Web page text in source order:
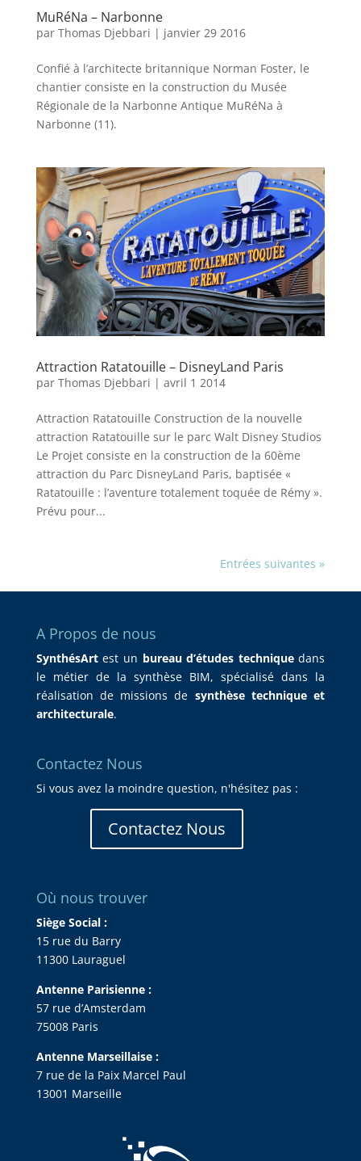
MuRéNa – Narbonne
par Thomas Djebbari | janvier 29 2016
Confié à l’architecte britannique Norman Foster, le
chantier consiste en la construction du Musée
Régionale de la Narbonne Antique MuRéNa à
Narbonne (11).
Attraction Ratatouille – DisneyLand Paris
par Thomas Djebbari | avril 1 2014
Attraction Ratatouille Construction de la nouvelle
attraction Ratatouille sur le parc Walt Disney Studios
Le Projet consiste en la construction de la 60ème
attraction du Parc DisneyLand Paris, baptisée «
Ratatouille : l’aventure totalement toquée de Rémy ».
Prévu pour...
Entrées suivantes »
A Propos de nous
SynthésArtest un bureau d’études techniquedans
le métier de la synthèse BIM, spécialisé dans la
réalisation de missions de synthèse technique et
architecturale.
Contactez Nous
Si vous avez la moindre question, n'hésitez pas :
Contactez Nous
Où nous trouver
Siège Social :
15 rue du Barry
11300 Lauraguel
Antenne Parisienne :
57 rue d’Amsterdam
75008 Paris
Antenne Marseillaise :
7 rue de la Paix Marcel Paul
13001 Marseille